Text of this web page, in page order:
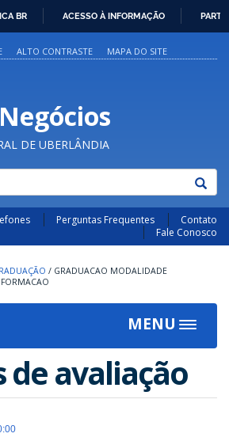
PARA
O
BR ACESSO À INFORMAÇÃO
ALTO CONTRASTE MAPA DO SITE
DE UBERLÂNDIA
Perguntas Frequentes
Contato
Fale Conosco
/ GRADUACAO MODALIDADE
MENU
Toggle
de avaliação